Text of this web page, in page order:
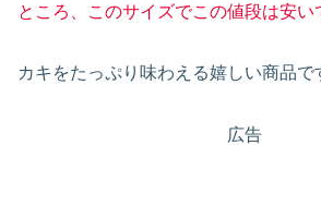
ところ、このサイズでこの値段は安い
カキをたっぷり味わえる嬉しい商品で
広告